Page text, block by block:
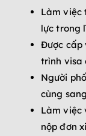
Làm việc
lực trong
Được cấp
trình visa
Người
cùng
Làm việc
nộp đơn